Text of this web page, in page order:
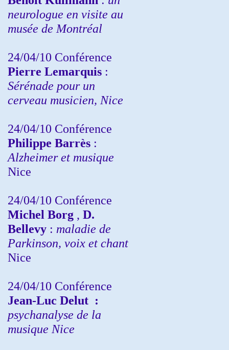
neurologue en visite au
musée de Montréal
24/04/10 Conférence
Pierre Lemarquis :
Sérénade pour un
cerveau musicien, Nice
24/04/10 Conférence
Philippe Barrès :
Alzheimer et musique
Nice
24/04/10 Conférence
Michel Borg , D.
Bellevy : maladie de
Parkinson, voix et chant
Nice
24/04/10 Conférence
Jean-Luc Delut :
psychanalyse de la
musique Nice